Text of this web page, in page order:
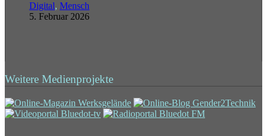
Digital, Mensch
5. Februar 2026
Weitere Medienprojekte